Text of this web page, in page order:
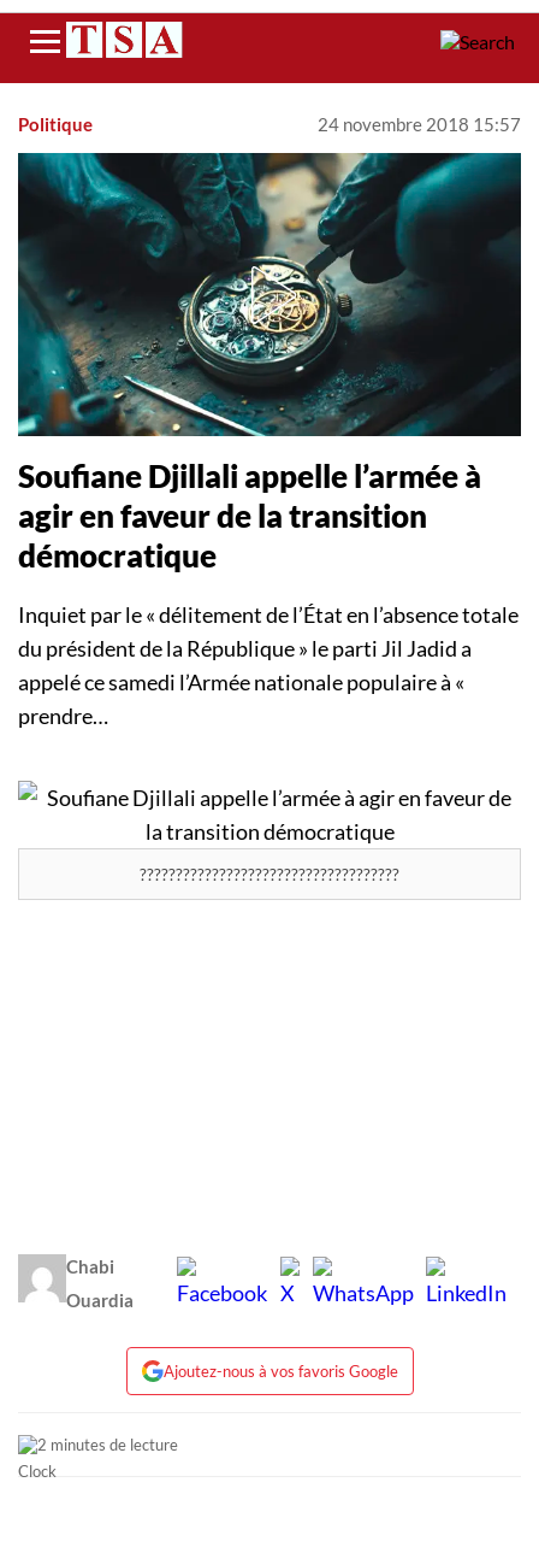
Menu
Politique 24 novembre 2018 15:57
Soufiane Djillali appelle l’armée à
agir en faveur de la transition
démocratique
Inquiet par le « délitement de l’État en l’absence totale
du président de la République » le parti Jil Jadid a
appelé ce samedi l’Armée nationale populaire à «
prendre…
????????????????????????????????????
Chabi
Ouardia
Ajoutez-nous à vos favoris Google
2 minutes de lecture